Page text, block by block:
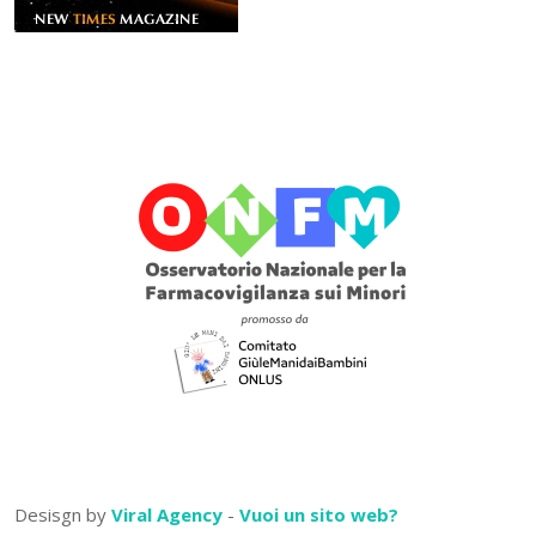
Desisgn by Viral Agency - Vuoi un sito web?